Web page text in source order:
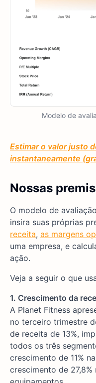
Modelo de
Estimar o valor justo
instantaneamente
Nossas
O modelo de
insira suas próprias
receita, as margens
uma empresa, e
ação.
Veja a seguir o que
1. Crescimento da
A Planet Fitness
no terceiro trimestre
de receita de 13%,
todos os três
crescimento de 11%
crescimento de